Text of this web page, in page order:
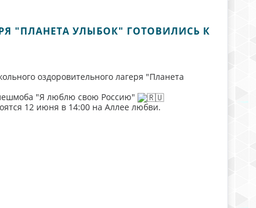
"ПЛАНЕТА УЛЫБОК" ГОТОВИЛИСЬ К
оздоровительного лагеря "Планета
"Я люблю свою Россию"
12 июня в 14:00 на Аллее любви.